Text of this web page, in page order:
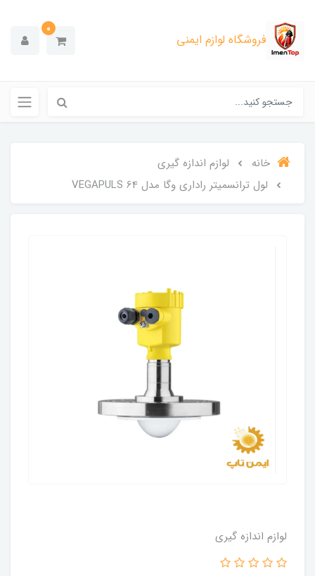
فروشگاه لوازم ایمنی
0
خانه
لوازم اندازه گیری
لول ترانسمیتر راداری وگا مدل VEGAPULS 64
لوازم اندازه گیری